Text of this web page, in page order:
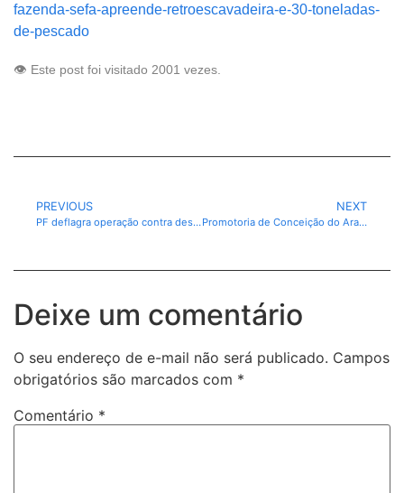
fazenda-sefa-apreende-retroescavadeira-e-30-toneladas-
de-pescado
👁️ Este post foi visitado 2001 vezes.
PREVIOUS
PF deflagra operação contra desmatamento ilegal em assentamento no oeste do Pará.
NEXT
Promotoria de Conceição do Araguaia-PA apura intervenção irregular em área ambiental próxima ao Rio Araguaia.
Deixe um comentário
O seu endereço de e-mail não será publicado. Campos
obrigatórios são marcados com *
Comentário *